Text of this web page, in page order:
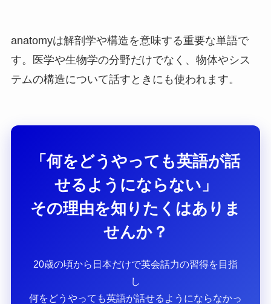
anatomyは解剖学や構造を意味する重要な単語で
す。医学や生物学の分野だけでなく、物体やシス
テムの構造について話すときにも使われます。
「何をどうやっても英語が話
せるようにならない」
その理由を知りたくはありま
せんか？
20歳の頃から日本だけで英会話力の習得を目指
し
何をどうやっても英語が話せるようにならなかっ